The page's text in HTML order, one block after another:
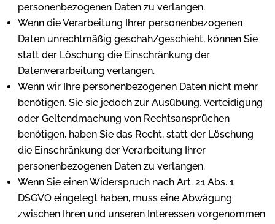
personenbezogenen Daten zu verlangen.
Wenn die Verarbeitung Ihrer personenbezogenen
Daten unrechtmäßig geschah/geschieht, können Sie
statt der Löschung die Einschränkung der
Datenverarbeitung verlangen.
Wenn wir Ihre personenbezogenen Daten nicht mehr
benötigen, Sie sie jedoch zur Ausübung, Verteidigung
oder Geltendmachung von Rechtsansprüchen
benötigen, haben Sie das Recht, statt der Löschung
die Einschränkung der Verarbeitung Ihrer
personenbezogenen Daten zu verlangen.
Wenn Sie einen Widerspruch nach Art. 21 Abs. 1
DSGVO eingelegt haben, muss eine Abwägung
zwischen Ihren und unseren Interessen vorgenommen